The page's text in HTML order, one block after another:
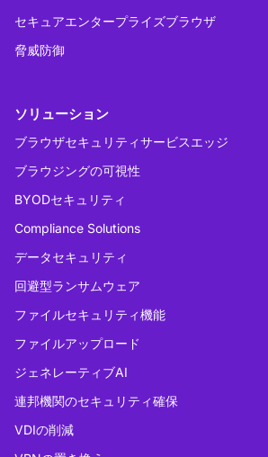
セキュアエンタープライズブラウザ
脅威防御
ソリューション
ブラウザセキュリティサービスエッジ
ブラウジングの可視性
BYODセキュリティ
Compliance Solutions
データセキュリティ
回避型ランサムウェア
ファイルセキュリティ機能
ファイルアップロード
ジェネレーティブAI
連邦機関のセキュリティ確保
VDIの削減